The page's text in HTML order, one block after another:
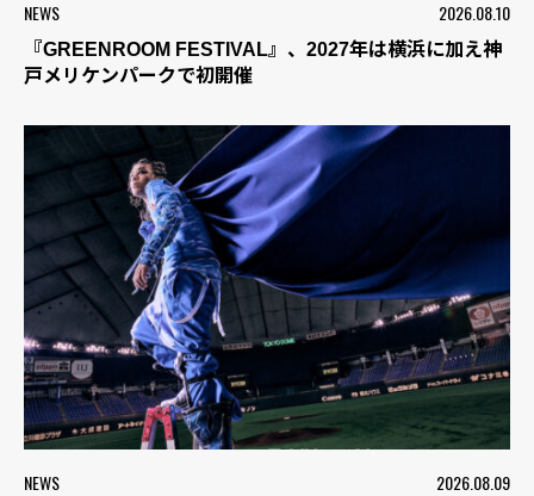
NEWS 2026.08.10
『GREENROOM FESTIVAL』、2027年は横浜に加え神
戸メリケンパークで初開催
NEWS 2026.08.09